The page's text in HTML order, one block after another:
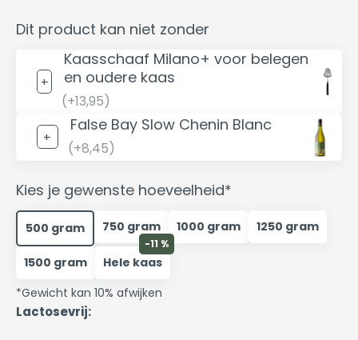
Dit product kan niet zonder
Kaasschaaf Milano+ voor belegen
en oudere kaas
(+13,95)
False Bay Slow Chenin Blanc
(+8,45)
Kies je gewenste hoeveelheid*
500 gram 750 gram 1000 gram 1250 gram
1500 gram
-11 %
Hele kaas
*Gewicht kan 10% afwijken
Lactosevrij: